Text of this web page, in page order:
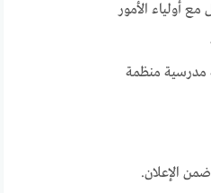
أولياء الأمور
مدرسية منظمة
الإعلان.